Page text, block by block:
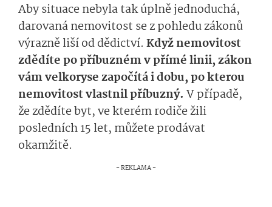
Aby situace nebyla tak úplně jednoduchá,
darovaná nemovitost se z pohledu zákonů
výrazně liší od dědictví. Když nemovitost
zdědíte po příbuzném v přímé linii, zákon
vám velkoryse započítá i dobu, po kterou
nemovitost vlastnil příbuzný. V případě,
že zdědíte byt, ve kterém rodiče žili
posledních 15 let, můžete prodávat
okamžitě.